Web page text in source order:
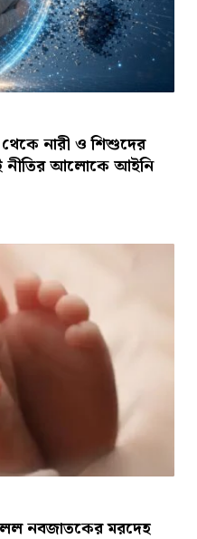
নারী ও শিশুদের
নীতির আলোকে আইনি
নবজাতকের মরদেহ